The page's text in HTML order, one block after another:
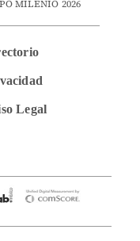
MILENIO 2026
Legal